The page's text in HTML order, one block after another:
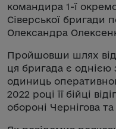
командира 1-ї
Сіверської бригади
Олександра
Пройшовши шлях від
ця бригада є однією
одиниць
2022 році її бійці
обороні Чернігова